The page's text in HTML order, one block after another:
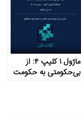
ماژول ۱ کلیپ ۴: از
بی‌حکومتی به حکومت